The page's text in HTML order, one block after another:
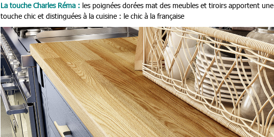
La touche Charles Réma : les poignées dorées mat des meubles et tiroirs apportent une
touche chic et distinguées à la cuisine : le chic à la française